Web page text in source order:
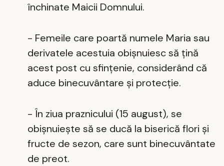
închinate Maicii Domnului.
- Femeile care poartă numele Maria sau
derivatele acestuia obișnuiesc să țină
acest post cu sfințenie, considerând că
aduce binecuvântare și protecție.
- În ziua praznicului (15 august), se
obișnuiește să se ducă la biserică flori și
fructe de sezon, care sunt binecuvântate
de preot.